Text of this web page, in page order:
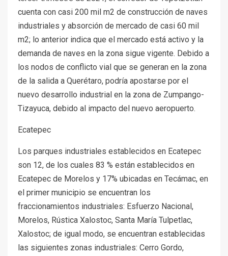
cuenta con casi 200 mil m2 de construcción de naves
industriales y absorción de mercado de casi 60 mil
m2; lo anterior indica que el mercado está activo y la
demanda de naves en la zona sigue vigente. Debido a
los nodos de conflicto vial que se generan en la zona
de la salida a Querétaro, podría apostarse por el
nuevo desarrollo industrial en la zona de Zumpango-
Tizayuca, debido al impacto del nuevo aeropuerto.
Ecatepec
Los parques industriales establecidos en Ecatepec
son 12, de los cuales 83 % están establecidos en
Ecatepec de Morelos y 17% ubicadas en Tecámac, en
el primer municipio se encuentran los
fraccionamientos industriales: Esfuerzo Nacional,
Morelos, Rústica Xalostoc, Santa María Tulpetlac,
Xalostoc; de igual modo, se encuentran establecidas
las siguientes zonas industriales: Cerro Gordo,